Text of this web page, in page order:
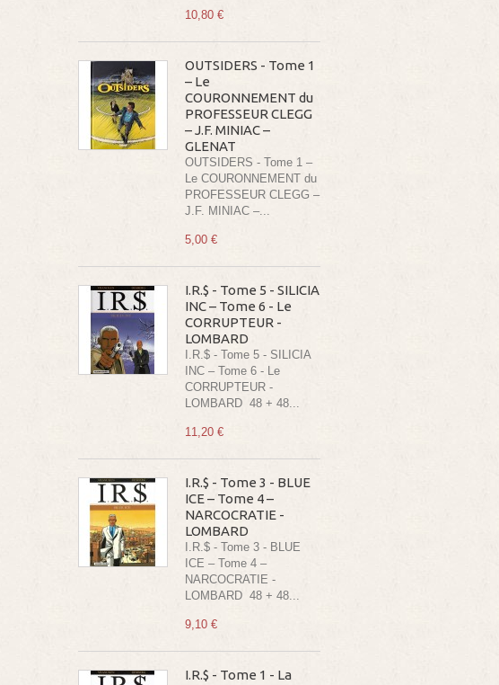
10,80 €
OUTSIDERS - Tome 1
– Le
COURONNEMENT du
PROFESSEUR CLEGG
– J.F. MINIAC –
GLENAT
OUTSIDERS - Tome 1 –
Le COURONNEMENT du
PROFESSEUR CLEGG –
J.F. MINIAC –...
5,00 €
I.R.$ - Tome 5 - SILICIA
INC – Tome 6 - Le
CORRUPTEUR -
LOMBARD
I.R.$ - Tome 5 - SILICIA
INC – Tome 6 - Le
CORRUPTEUR -
LOMBARD 48 + 48...
11,20 €
I.R.$ - Tome 3 - BLUE
ICE – Tome 4 –
NARCOCRATIE -
LOMBARD
I.R.$ - Tome 3 - BLUE
ICE – Tome 4 –
NARCOCRATIE -
LOMBARD 48 + 48...
9,10 €
I.R.$ - Tome 1 - La